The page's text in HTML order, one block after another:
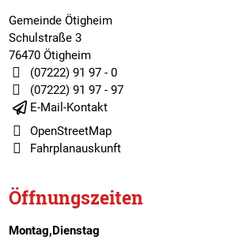
Gemeinde Ötigheim
Schulstraße 3
76470 Ötigheim
(07222) 91 97 - 0
(07222) 91 97 - 97
E-Mail-Kontakt
OpenStreetMap
Fahrplanauskunft
Öffnungszeiten
Montag,Dienstag